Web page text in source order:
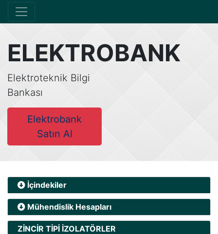
ELEKTROBANK
Elektroteknik Bilgi
Bankası
Elektrobank
Satın Al
İçindekiler
Mühendislik Hesapları
ZİNCİR TİPİ İZOLATÖRLER